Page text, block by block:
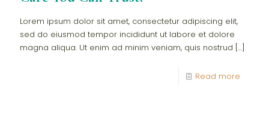
Lorem ipsum dolor sit amet, consectetur adipiscing elit,
sed do eiusmod tempor incididunt ut labore et dolore
magna aliqua. Ut enim ad minim veniam, quis nostrud […]
Read more